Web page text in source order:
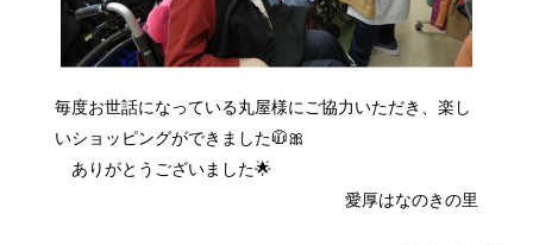
毎度お世話になっている丸屋様にご協力いただき、楽し
いショッピングができました🧥🎀
ありがとうございました🌟
愛厚はなのきの里